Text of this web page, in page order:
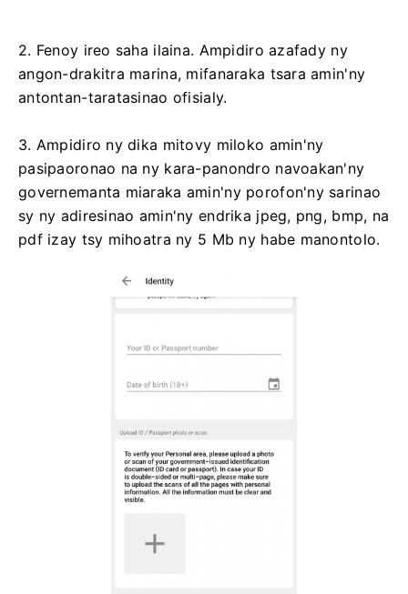
2. Fenoy ireo saha ilaina. Ampidiro azafady ny
angon-drakitra marina, mifanaraka tsara amin'ny
antontan-taratasinao ofisialy.
3. Ampidiro ny dika mitovy miloko amin'ny
pasipaoronao na ny kara-panondro navoakan'ny
governemanta miaraka amin'ny porofon'ny sarinao
sy ny adiresinao amin'ny endrika jpeg, png, bmp, na
pdf izay tsy mihoatra ny 5 Mb ny habe manontolo.